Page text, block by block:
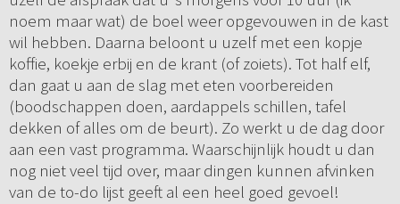
noem maar wat) de boel weer opgevouwen in de kast
wil hebben. Daarna beloont u uzelf met een kopje
koffie, koekje erbij en de krant (of zoiets). Tot half elf,
dan gaat u aan de slag met eten voorbereiden
(boodschappen doen, aardappels schillen, tafel
dekken of alles om de beurt). Zo werkt u de dag door
aan een vast programma. Waarschijnlijk houdt u dan
nog niet veel tijd over, maar dingen kunnen afvinken
van de to-do lijst geeft al een heel goed gevoel!